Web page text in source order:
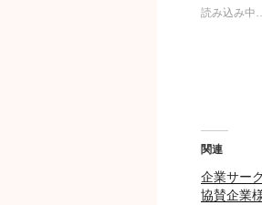
読み込み中
関連
企業サー
協賛企業